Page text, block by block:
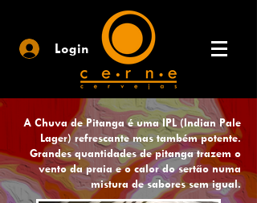
Login
A Chuva de Pitanga é uma IPL (Indian Pale
Lager) refrescante mas também potente.
Grandes quantidades de pitanga trazem o
vento da praia e o calor do sertão numa
mistura de sabores sem igual.